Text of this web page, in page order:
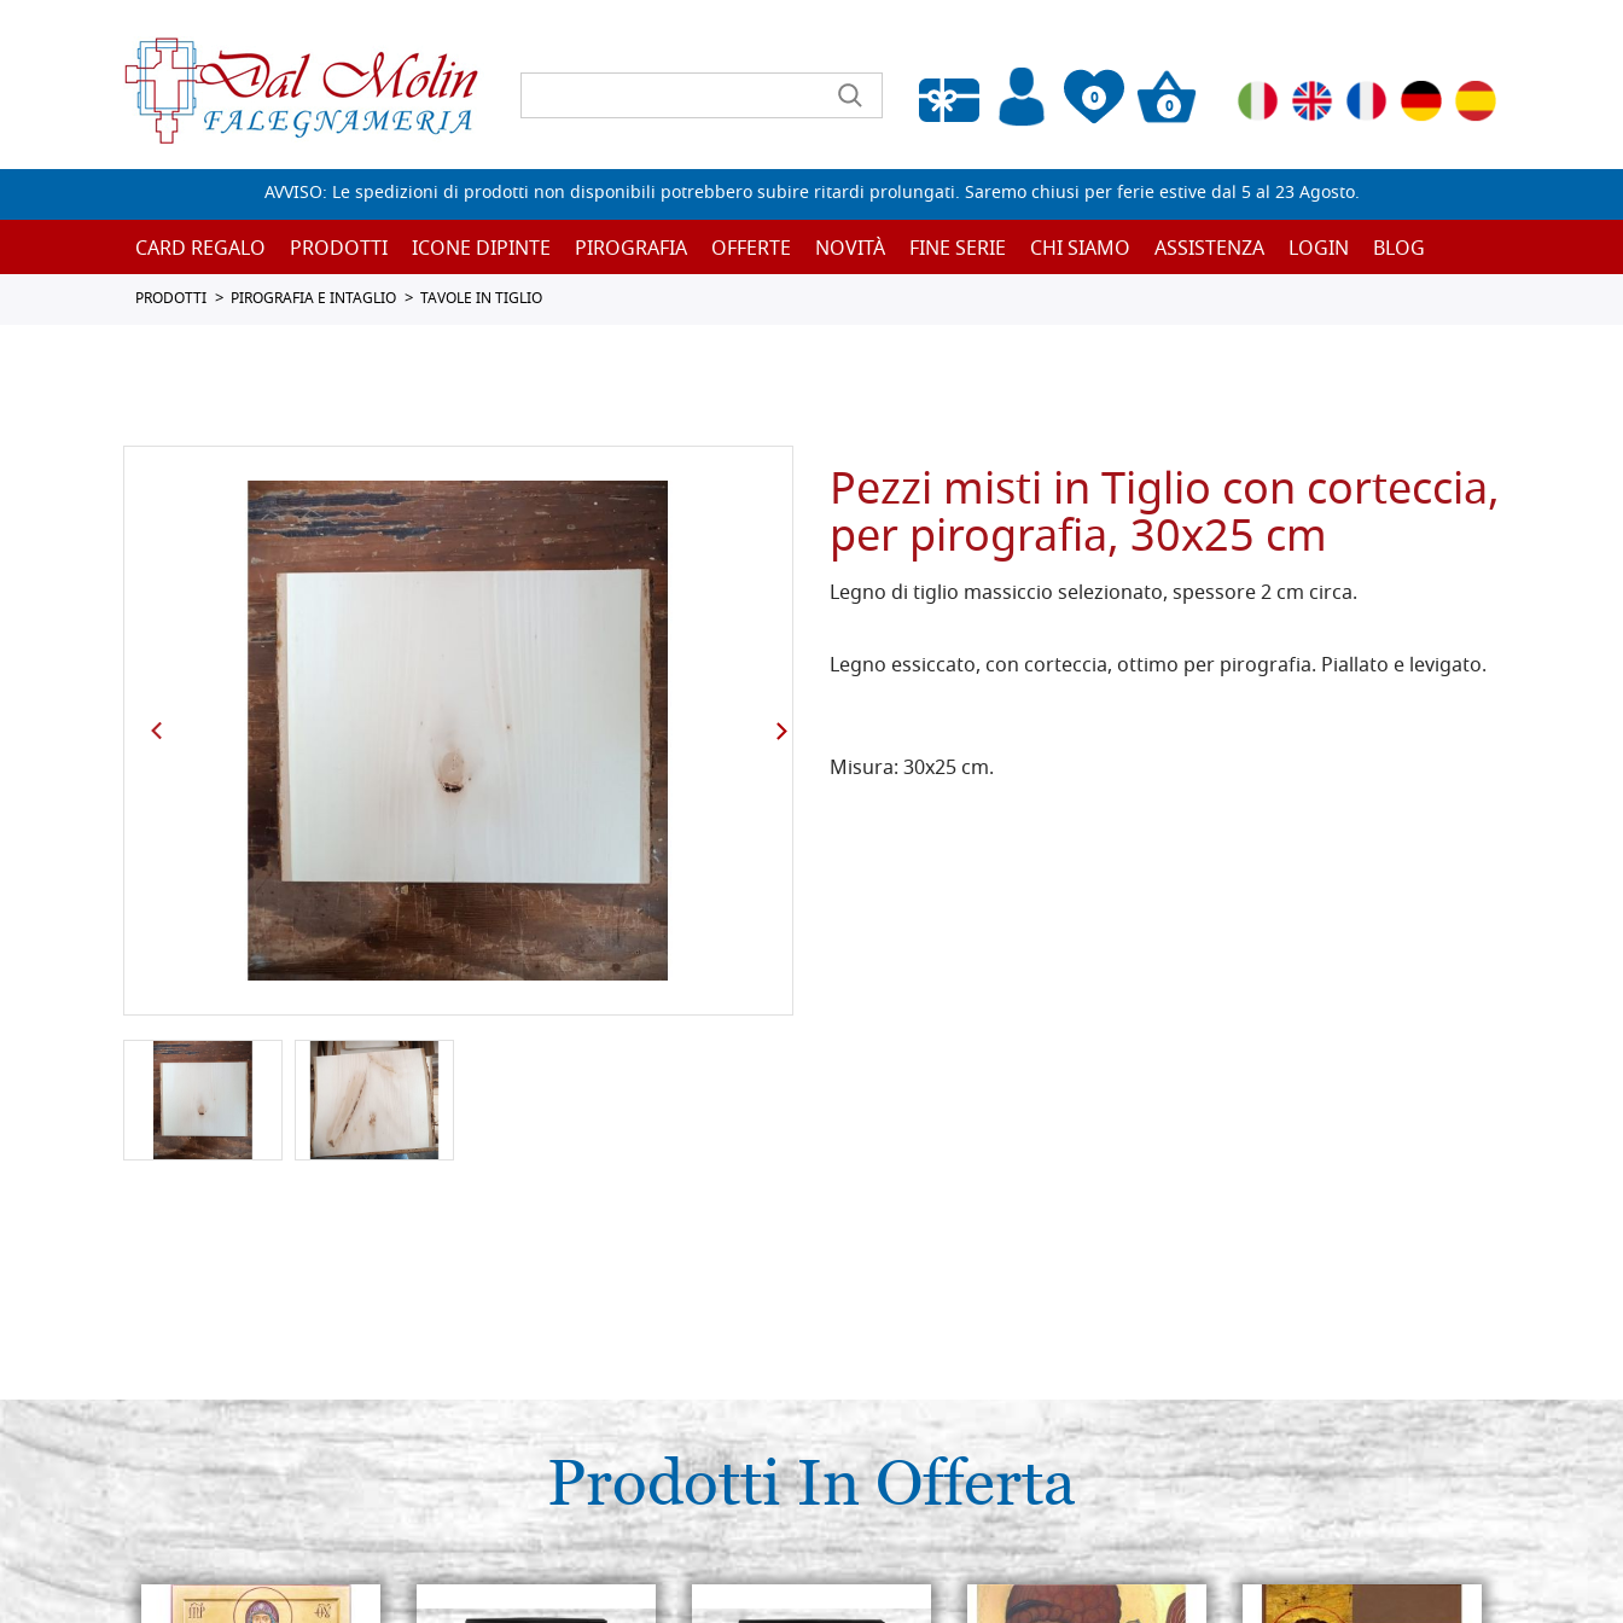
0
Wishlist vuota
0
AVVISO: Le spedizioni di prodotti non disponibili potrebbero subire ritardi prolungati. Saremo chiusi per ferie estive dal 5 al 23 Agosto.
CARD REGALO PRODOTTI ICONE DIPINTE PIROGRAFIA OFFERTE NOVITÀ FINE SERIE CHI SIAMO ASSISTENZA LOGIN BLOG
PRODOTTI PIROGRAFIA E INTAGLIO TAVOLE IN TIGLIO
Pezzi misti in Tiglio con corteccia,
per pirografia, 30x25 cm
Legno di tiglio massiccio selezionato, spessore 2 cm circa.
Legno essiccato, con corteccia, ottimo per pirografia. Piallato e levigato.
Misura: 30x25 cm.
Prodotti In Offerta